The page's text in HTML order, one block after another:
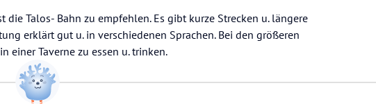
Talos- Bahn zu empfehlen. Es gibt kurze Strecken u. längere
erklärt gut u. in verschiedenen Sprachen. Bei den größeren
einer Taverne zu essen u. trinken.